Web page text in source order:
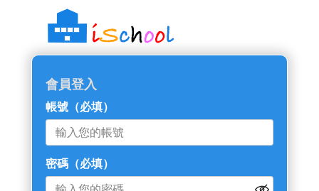
::: 跳過主導覽區塊
會員登入
帳號 （必填）
密碼 （必填）